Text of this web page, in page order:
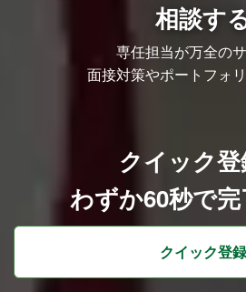
相談す
専任担当が万全の
面接対策やポートフォ
クイック
わずか60秒で
クイック登録